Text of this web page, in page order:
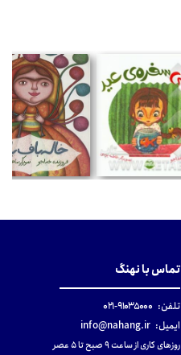
تماس با نهنگ
تلفن: ۹۱۰۳۵۰۰۰-۰۲۱
ایمیل: info@nahang.ir
روزهای کاری از ساعت ۹ صبح تا ۵ عصر